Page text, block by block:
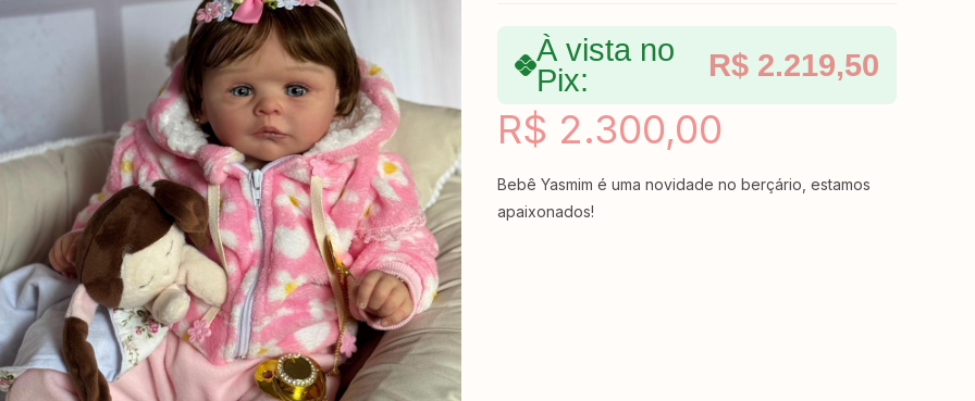
À vista no
Pix:
R$ 2.219,50
R$ 2.300,00
Bebê Yasmim é uma novidade no berçário, estamos
apaixonados!